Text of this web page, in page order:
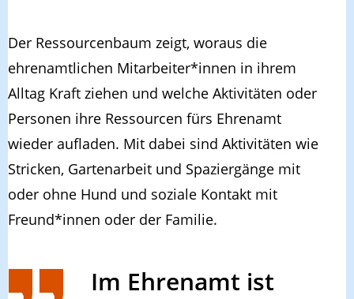
Der Ressourcenbaum zeigt, woraus die
ehrenamtlichen Mitarbeiter*innen in ihrem
Alltag Kraft ziehen und welche Aktivitäten oder
Personen ihre Ressourcen fürs Ehrenamt
wieder aufladen. Mit dabei sind Aktivitäten wie
Stricken, Gartenarbeit und Spaziergänge mit
oder ohne Hund und soziale Kontakt mit
Freund*innen oder der Familie.
Im Ehrenamt ist